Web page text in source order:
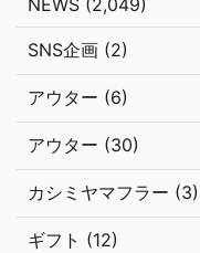
SNS企画 (2)
アウター (6)
アウター (30)
カシミヤマフラー (3)
ギフト (12)